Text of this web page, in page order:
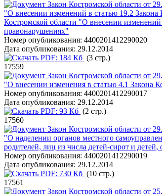
Закон Костромской области от
"О внесении изменений в статью 19.2
Костромской области "О внесении
правонарушениях"
Номер опубликования: 4400201412290020
Дата опубликования: 29.12.2014
PDF: 184 Кб (3 стр.)
17559
Закон Костромской области от
"О внесении изменения в статью 4.1 Закона
Номер опубликования: 4400201412290017
Дата опубликования: 29.12.2014
PDF: 93 Кб (2 стр.)
17560
Закон Костромской области от
"О наделении органов местного
родителей, лиц из числа детей-сирот и
Номер опубликования: 4400201412290019
Дата опубликования: 29.12.2014
PDF: 730 Кб (10 стр.)
17561
Закон Костромской области от